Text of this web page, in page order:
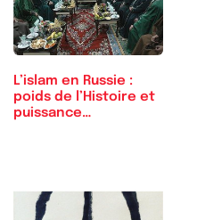
L’islam en Russie :
poids de l’Histoire et
puissance…